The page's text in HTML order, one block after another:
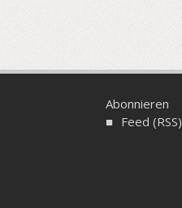
Abonnieren
Feed (RSS)